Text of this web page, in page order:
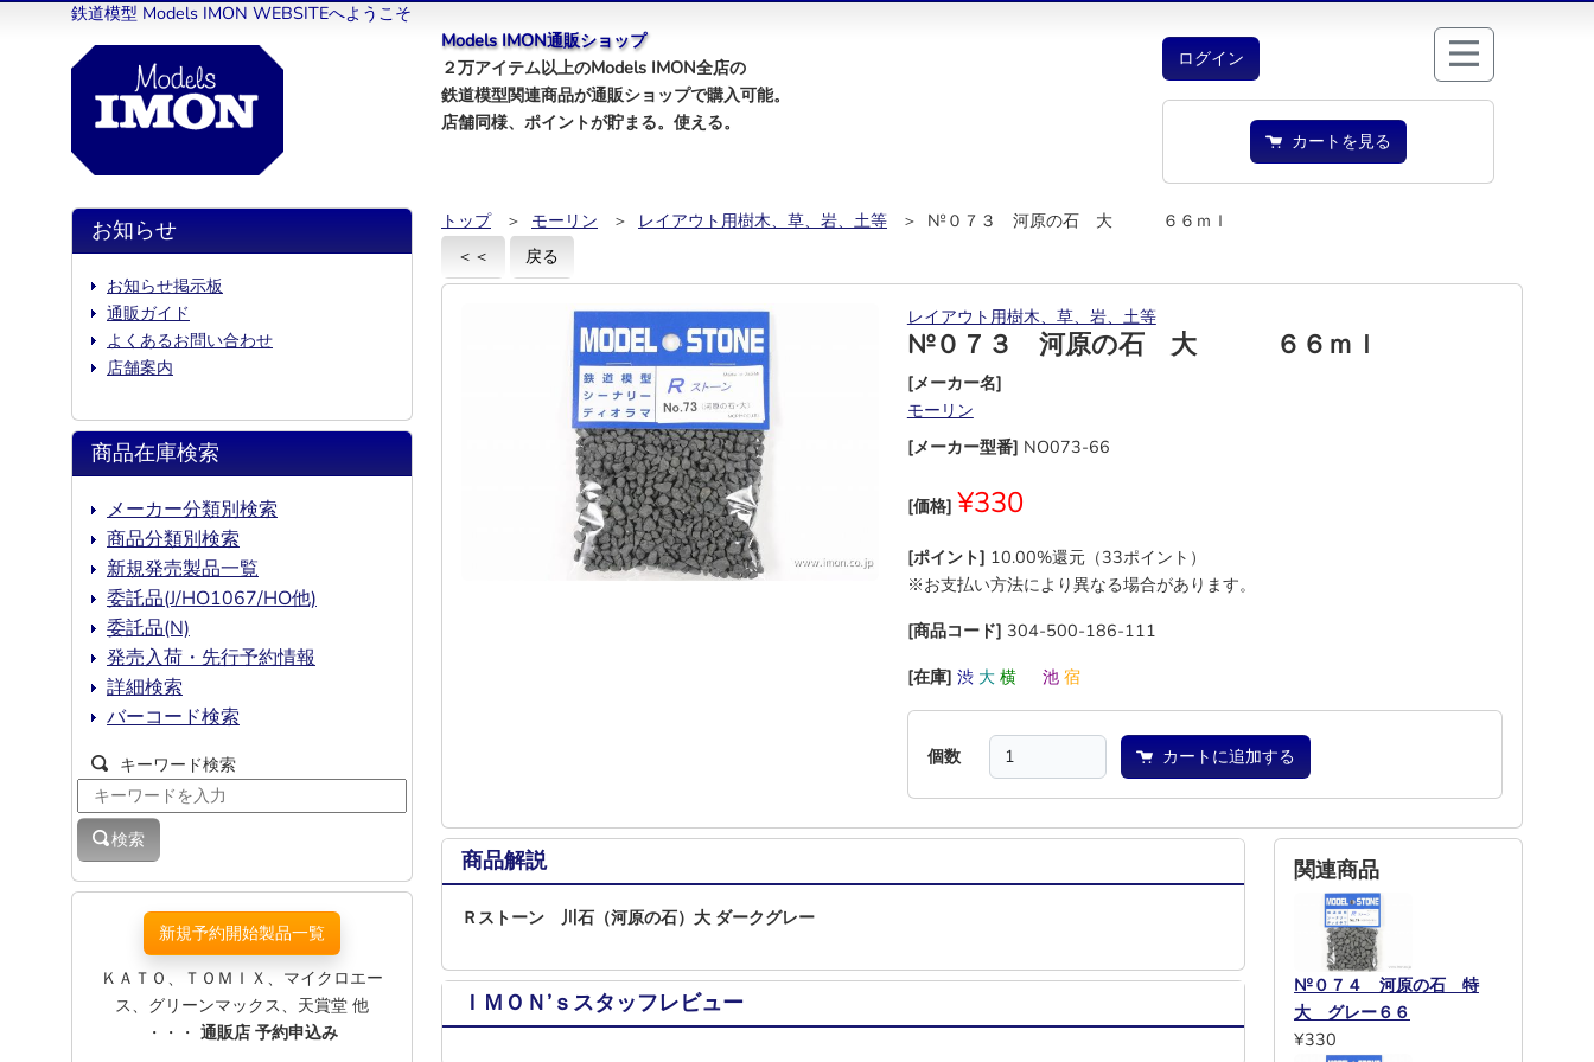
鉄道模型 Models IMON WEBSITEへようこそ
Models IMON通販ショップ
２万アイテム以上のModels IMON全店の
鉄道模型関連商品が通販ショップで購入可能。
店舗同様、ポイントが貯まる。使える。
ログイン
カートを見る
トップ ＞ モーリン ＞ レイアウト用樹木、草、岩、土等
＞ №０７３ 河原の石 大 ６６ｍｌ
＜＜
戻る
レイアウト用樹木、草、岩、土等
№０７３ 河原の石 大 ６６ｍｌ
[メーカー名]
モーリン
[メーカー型番] NO073-66
[価格] ¥330
[ポイント] 10.00%還元（33ポイント）
※お支払い方法により異なる場合があります。
[商品コード] 304-500-186-111
[在庫] 渋 大 横 池 宿
個数 カートに追加する
商品解説
Ｒストーン 川石（河原の石）大 ダークグレー
ＩＭＯＮ’ｓスタッフレビュー
関連商品
№０７４ 河原の石 特
大 グレー６６
¥330
お知らせ
お知らせ掲示板
通販ガイド
よくあるお問い合わせ
店舗案内
商品在庫検索
メーカー分類別検索
商品分類別検索
新規発売製品一覧
委託品(J/HO1067/HO他)
委託品(N)
発売入荷・先行予約情報
詳細検索
バーコード検索
キーワード検索
検索
新規予約開始製品一覧
ＫＡＴＯ、ＴＯＭＩＸ、マイクロエー
ス、グリーンマックス、天賞堂 他
・・・ 通販店 予約申込み